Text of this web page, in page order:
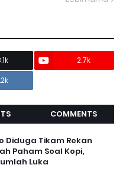
2.7k
COMMENTS
Diduga Tikam Rekan
Paham Soal Kopi,
Luka